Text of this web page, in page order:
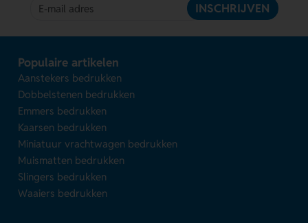
INSCHRIJVEN
Populaire artikelen
Aanstekers bedrukken
Dobbelstenen bedrukken
Emmers bedrukken
Kaarsen bedrukken
Miniatuur vrachtwagen bedrukken
Muismatten bedrukken
Slingers bedrukken
Waaiers bedrukken